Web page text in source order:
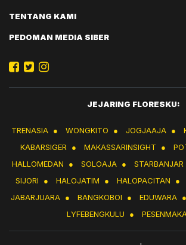
TENTANG KAMI
PEDOMAN MEDIA SIBER
JEJARING FLORESKU:
TRENASIA ● WONGKITO ● JOGJAAJA ●
KABARSIGER ● MAKASSARINSIGHT ●
HALLOMEDAN
● SOLOAJA ● STARBANJAR
SIJORI
● HALOJATIM ● HALOPACITAN ●
JABARJUARA ● BANGKOBOI ● EDUWARA ●
LYFEBENGKULU
●